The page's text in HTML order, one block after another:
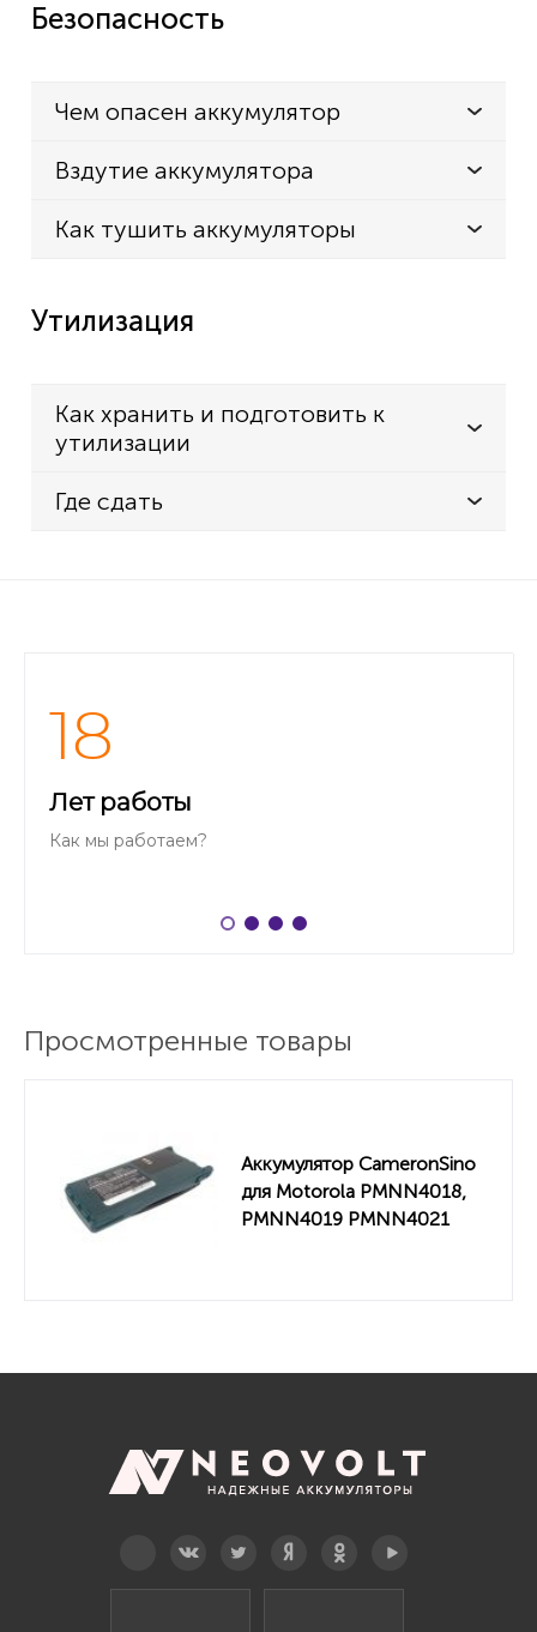
Безопасность
Чем опасен аккумулятор
Вздутие аккумулятора
Как тушить аккумуляторы
Утилизация
Как хранить и подготовить к
утилизации
Где сдать
18
Лет работы
Как мы работаем?
Просмотренные товары
Аккумулятор CameronSino
для Motorola PMNN4018,
PMNN4019 PMNN4021